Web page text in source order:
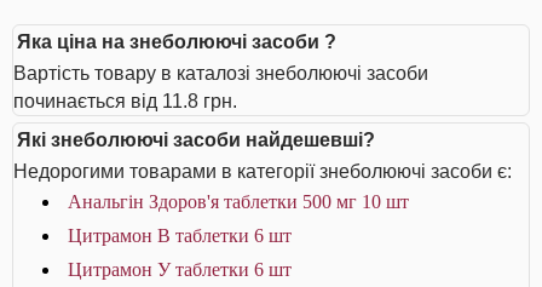
Яка ціна на знеболюючі засоби ?
Вартість товару в каталозі знеболюючі засоби
починається від 11.8 грн.
Які знеболюючі засоби найдешевші?
Недорогими товарами в категорії знеболюючі засоби є:
Анальгін Здоров'я таблетки 500 мг 10 шт
Цитрамон В таблетки 6 шт
Цитрамон У таблетки 6 шт